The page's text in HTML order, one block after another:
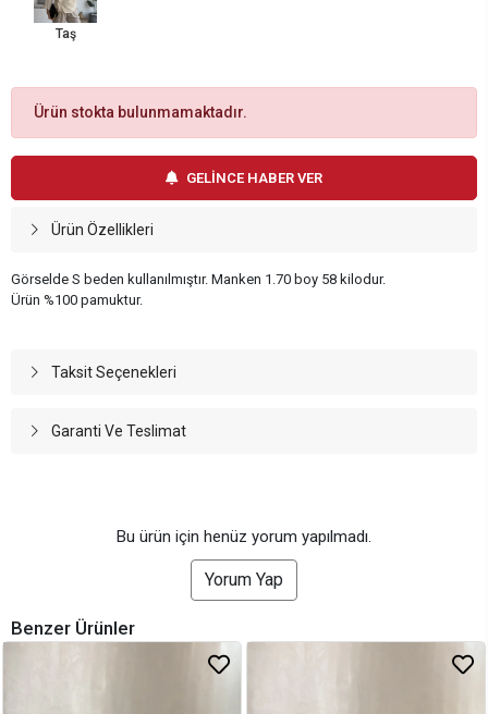
Taş
Ürün stokta bulunmamaktadır.
GELİNCE HABER VER
Ürün Özellikleri
Görselde S beden kullanılmıştır. Manken 1.70 boy 58 kilodur.
Ürün %100 pamuktur.
Taksit Seçenekleri
Garanti Ve Teslimat
Bu ürün için henüz yorum yapılmadı.
Yorum Yap
Benzer Ürünler